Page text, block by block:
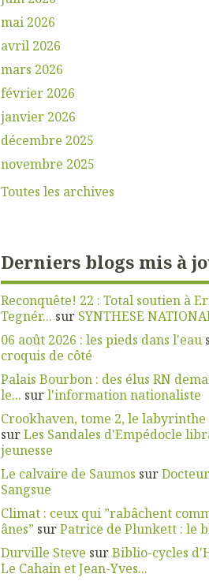
mai 2026
avril 2026
mars 2026
février 2026
janvier 2026
décembre 2025
novembre 2025
Toutes les archives
Derniers blogs mis à
Reconquête! 22 : Total soutien à
Tegnér... sur SYNTHESE
06 août 2026 : les pieds dans l'eau
croquis de côté
Palais Bourbon : des élus RN
le... surl'information nationaliste
Crookhaven, tome 2, le
surLes Sandales d'Empédocle
jeunesse
Le calvaire de Saumos surDocteur
Sangsue
Climat : ceux qui ”rabâchent
ânes”surPatrice de Plunkett : le
Durville Steve surBiblio-cycles
Le Cahain et Jean-Yves...